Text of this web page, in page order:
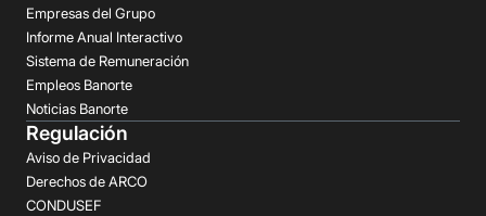
Empresas del Grupo
Informe Anual Interactivo
Sistema de Remuneración
Empleos Banorte
Noticias Banorte
Regulación
Aviso de Privacidad
Derechos de ARCO
CONDUSEF